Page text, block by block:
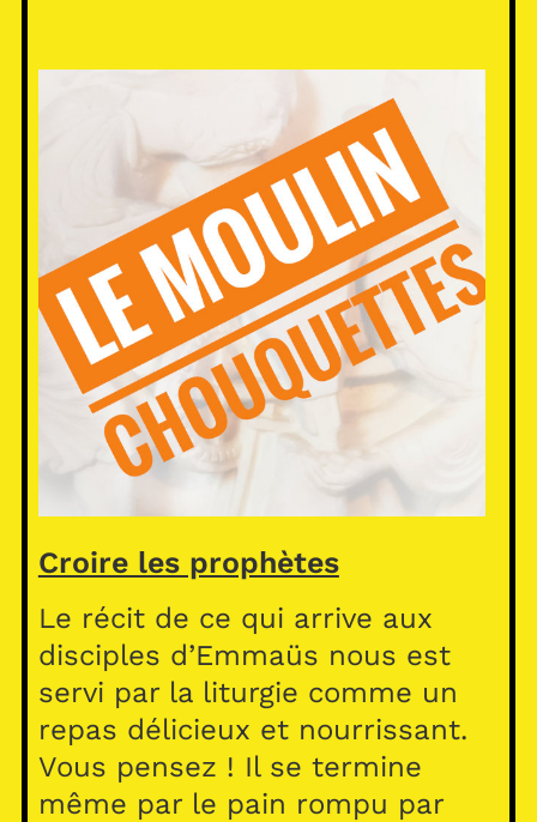
Croire les prophètes
Le récit de ce qui arrive aux
disciples d’Emmaüs nous est
servi par la liturgie comme un
repas délicieux et nourrissant.
Vous pensez ! Il se termine
même par le pain rompu par